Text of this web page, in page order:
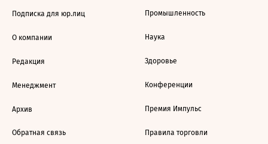
Подписка для юр.лиц
О компании
Редакция
Менеджмент
Архив
Обратная связь
Промышленность
Наука
Здоровье
Конференции
Премия Импульс
Правила торговли